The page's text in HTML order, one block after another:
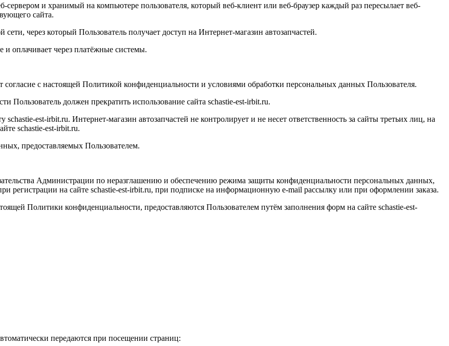
и хранимый на компьютере пользователя, который веб-клиент или веб-браузер каждый раз пересылает веб-
сайта.
через который Пользователь получает доступ на Интернет-магазин автозапчастей.
и оплачивает через платёжные системы.
согласие с настоящей Политикой конфиденциальности и условиями обработки персональных данных Пользователя.
Пользователь должен прекратить использование сайта schastie-est-irbit.ru.
schastie-est-irbit.ru. Интернет-магазин автозапчастей не контролирует и не несет ответственность за сайты третьих лиц, на
schastie-est-irbit.ru.
предоставляемых Пользователем.
Администрации по неразглашению и обеспечению режима защиты конфиденциальности персональных данных,
регистрации на сайте schastie-est-irbit.ru, при подписке на информационную e-mail рассылку или при оформлении заказа.
Политики конфиденциальности, предоставляются Пользователем путём заполнения форм на сайте schastie-est-
передаются при посещении страниц: